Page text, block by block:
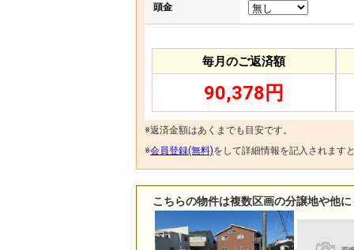
頭金
毎月のご返済額
90,378円
※返済金額はあくまでも目安です。
※会員登録(無料)をして詳細情報を記入されます
こちらの物件は複数区画の分譲地や他